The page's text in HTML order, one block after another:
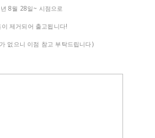
8월 28일~ 시점으로
이 제거되어 출고됩니다!
없으니 이점 참고 부탁드립니다)